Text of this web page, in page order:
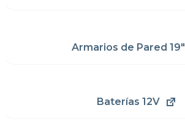
Armarios de Pared 19"
Baterías 12V